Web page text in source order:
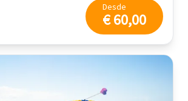
Desde
€ 60,00